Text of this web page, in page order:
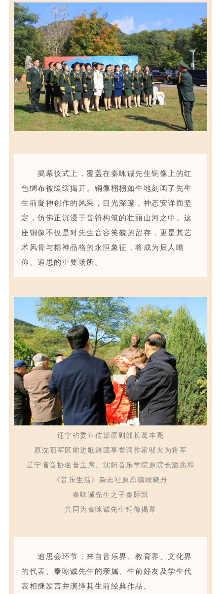
揭幕仪式 上，覆盖在秦咏诚先生铜像上的红
色绸布被缓缓揭开。铜像栩栩如生地刻画了先生
生前凝神创作的风采，目光深邃，神态安详而坚
定，仿佛正沉浸于音符构筑的壮丽山河之中。这
座铜像不仅是对先生音容笑貌的留存，更是其艺
术风骨与精神品格的 永恒象征，将成为后人瞻
仰、追思的重要场所。
辽宁省委宣传部原副部长葛本亮
原沈阳军区前进歌舞团享誉词作家邬大为将军
辽宁省音协名誉主席、沈阳音乐学院原院长潘兆和
《音乐生活》杂志社原总编顾晓丹
秦咏诚先生之子秦际凯
共同为秦咏诚先生铜像揭幕
追思会环节，来自音乐界、教育界 、文化界
的代表、秦咏诚先生的亲属、生前好友及学生代
表相继发言并演绎其生前经典作品 。